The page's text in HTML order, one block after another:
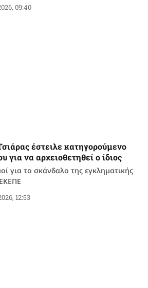
09:40
έστειλε κατηγορούμενο
για να αρχειοθετηθεί ο ίδιος
για το σκάνδαλο της εγκληματικής
12:53